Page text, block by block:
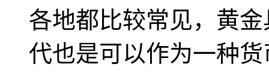
各地都比较常见，黄
代也是可以作为一种